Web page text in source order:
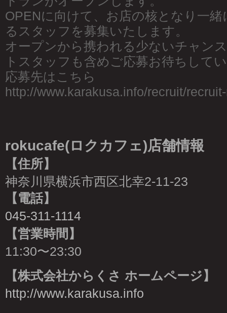
OPENに向けて、お店の核となり一
るスタッフを募集いたします。
オープンから携われる少ないチャン
トスタッフも含めご応募お待ちして
応募先はこちら
http://www.karakusa.info/recruit/
rokucafe(ロクカフェ)店舗情報
【住所】
神奈川県横浜市西区北幸2-11-23
【電話】
045-311-1114
【営業時間】
11:30〜23:30
【株式会社からくさ ホームページ】
http://www.karakusa.info